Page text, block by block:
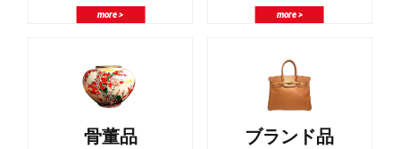
more > more >
骨董品 ブランド品